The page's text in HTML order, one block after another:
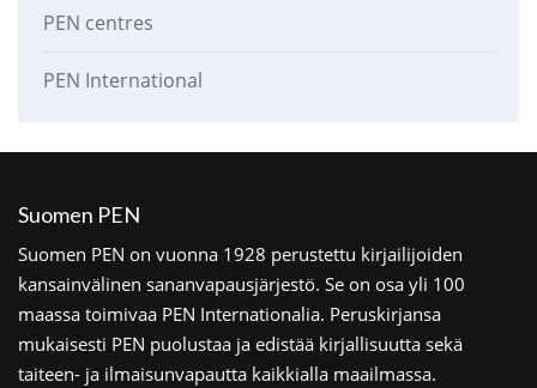
PEN centres
PEN International
Suomen PEN
Suomen PEN on vuonna 1928 perustettu kirjailijoiden
kansainvälinen sananvapausjärjestö. Se on osa yli 100
maassa toimivaa PEN Internationalia. Peruskirjansa
mukaisesti PEN puolustaa ja edistää kirjallisuutta sekä
taiteen- ja ilmaisunvapautta kaikkialla maailmassa.